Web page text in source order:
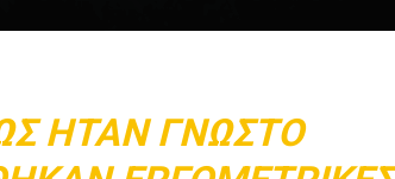
ΉΤΑΝ ΓΝΩΣΤΌ